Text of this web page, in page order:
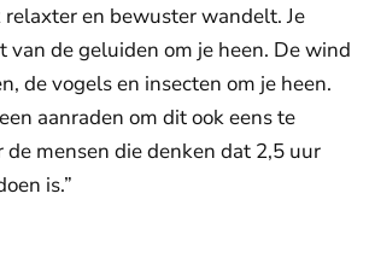
en bewuster wandelt. Je
van de geluiden om je heen. De wind
de vogels en insecten om je heen.
aanraden om dit ook eens te
de mensen die denken dat 2,5 uur
is.”